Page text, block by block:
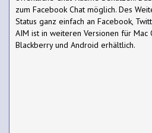
zum Facebook Chat möglich. Des
Status ganz einfach an Facebook,
AIM ist in weiteren Versionen für Mac
Blackberry und Android erhältlich.